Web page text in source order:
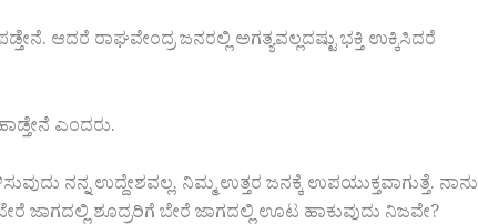
ಆದರೆ ರಾಘವೇಂದ್ರ ಜನರಲ್ಲಿ ಅಗತ್ಯವಲ್ಲದಷ್ಟು ಭಕ್ತಿ ಉಕ್ಕಿಸಿದರೆ
ಎಂದರು.
ನನ್ನ ಉದ್ದೇಶವಲ್ಲ. ನಿಮ್ಮ ಉತ್ತರ ಜನಕ್ಕೆ ಉಪಯುಕ್ತವಾಗುತ್ತೆ. ನಾನು
ಜಾಗದಲ್ಲಿ ಶೂದ್ರರಿಗೆ ಬೇರೆ ಜಾಗದಲ್ಲಿ ಊಟ ಹಾಕುವುದು ನಿಜವೇ?